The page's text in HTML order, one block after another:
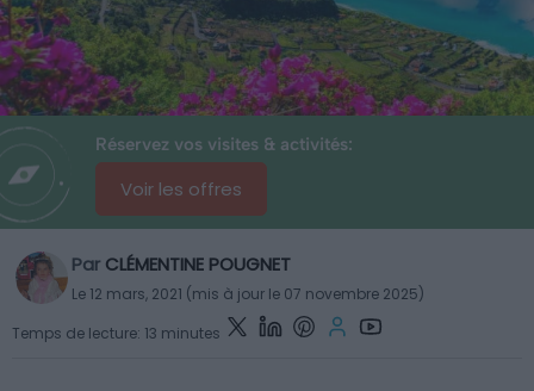
Réservez vos visites & activités:
Voir les offres
Par CLÉMENTINE POUGNET
Le 12 mars, 2021 (mis à jour le 07 novembre 2025)
Temps de lecture: 13 minutes